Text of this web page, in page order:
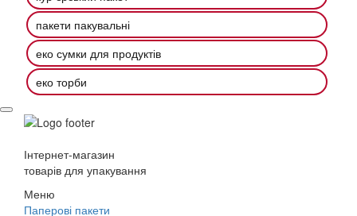
пакети пакувальні
еко сумки для продуктів
еко торби
Інтернет-магазин
товарів для упакування
Меню
Паперові пакети